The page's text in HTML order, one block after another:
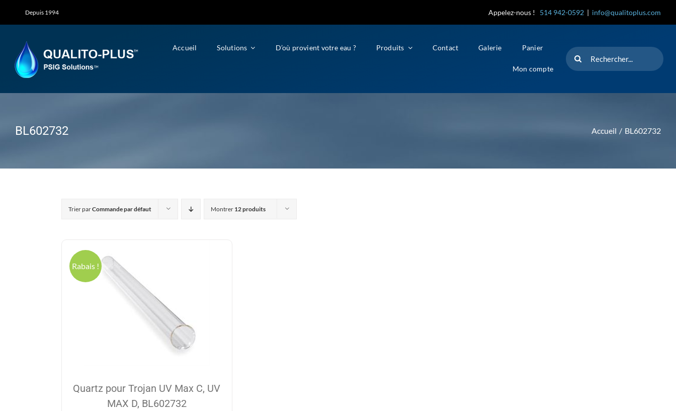
Depuis 1994 Appelez-nous ! 514 942-0592 | info@qualitoplus.com
Accueil Solutions D’où provient votre eau ? Produits Contact Galerie Panier
Mon compte
Rechercher
BL602732 Accueil BL602732
Trier parCommande par défaut Montrer 12 produits
Rabais !
Quartz pour Trojan UV Max C, UV
MAX D, BL602732